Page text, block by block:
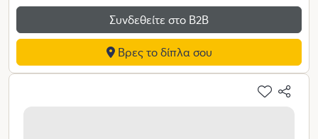
Συνδεθείτε στο Β2Β
Βρες το δίπλα σου